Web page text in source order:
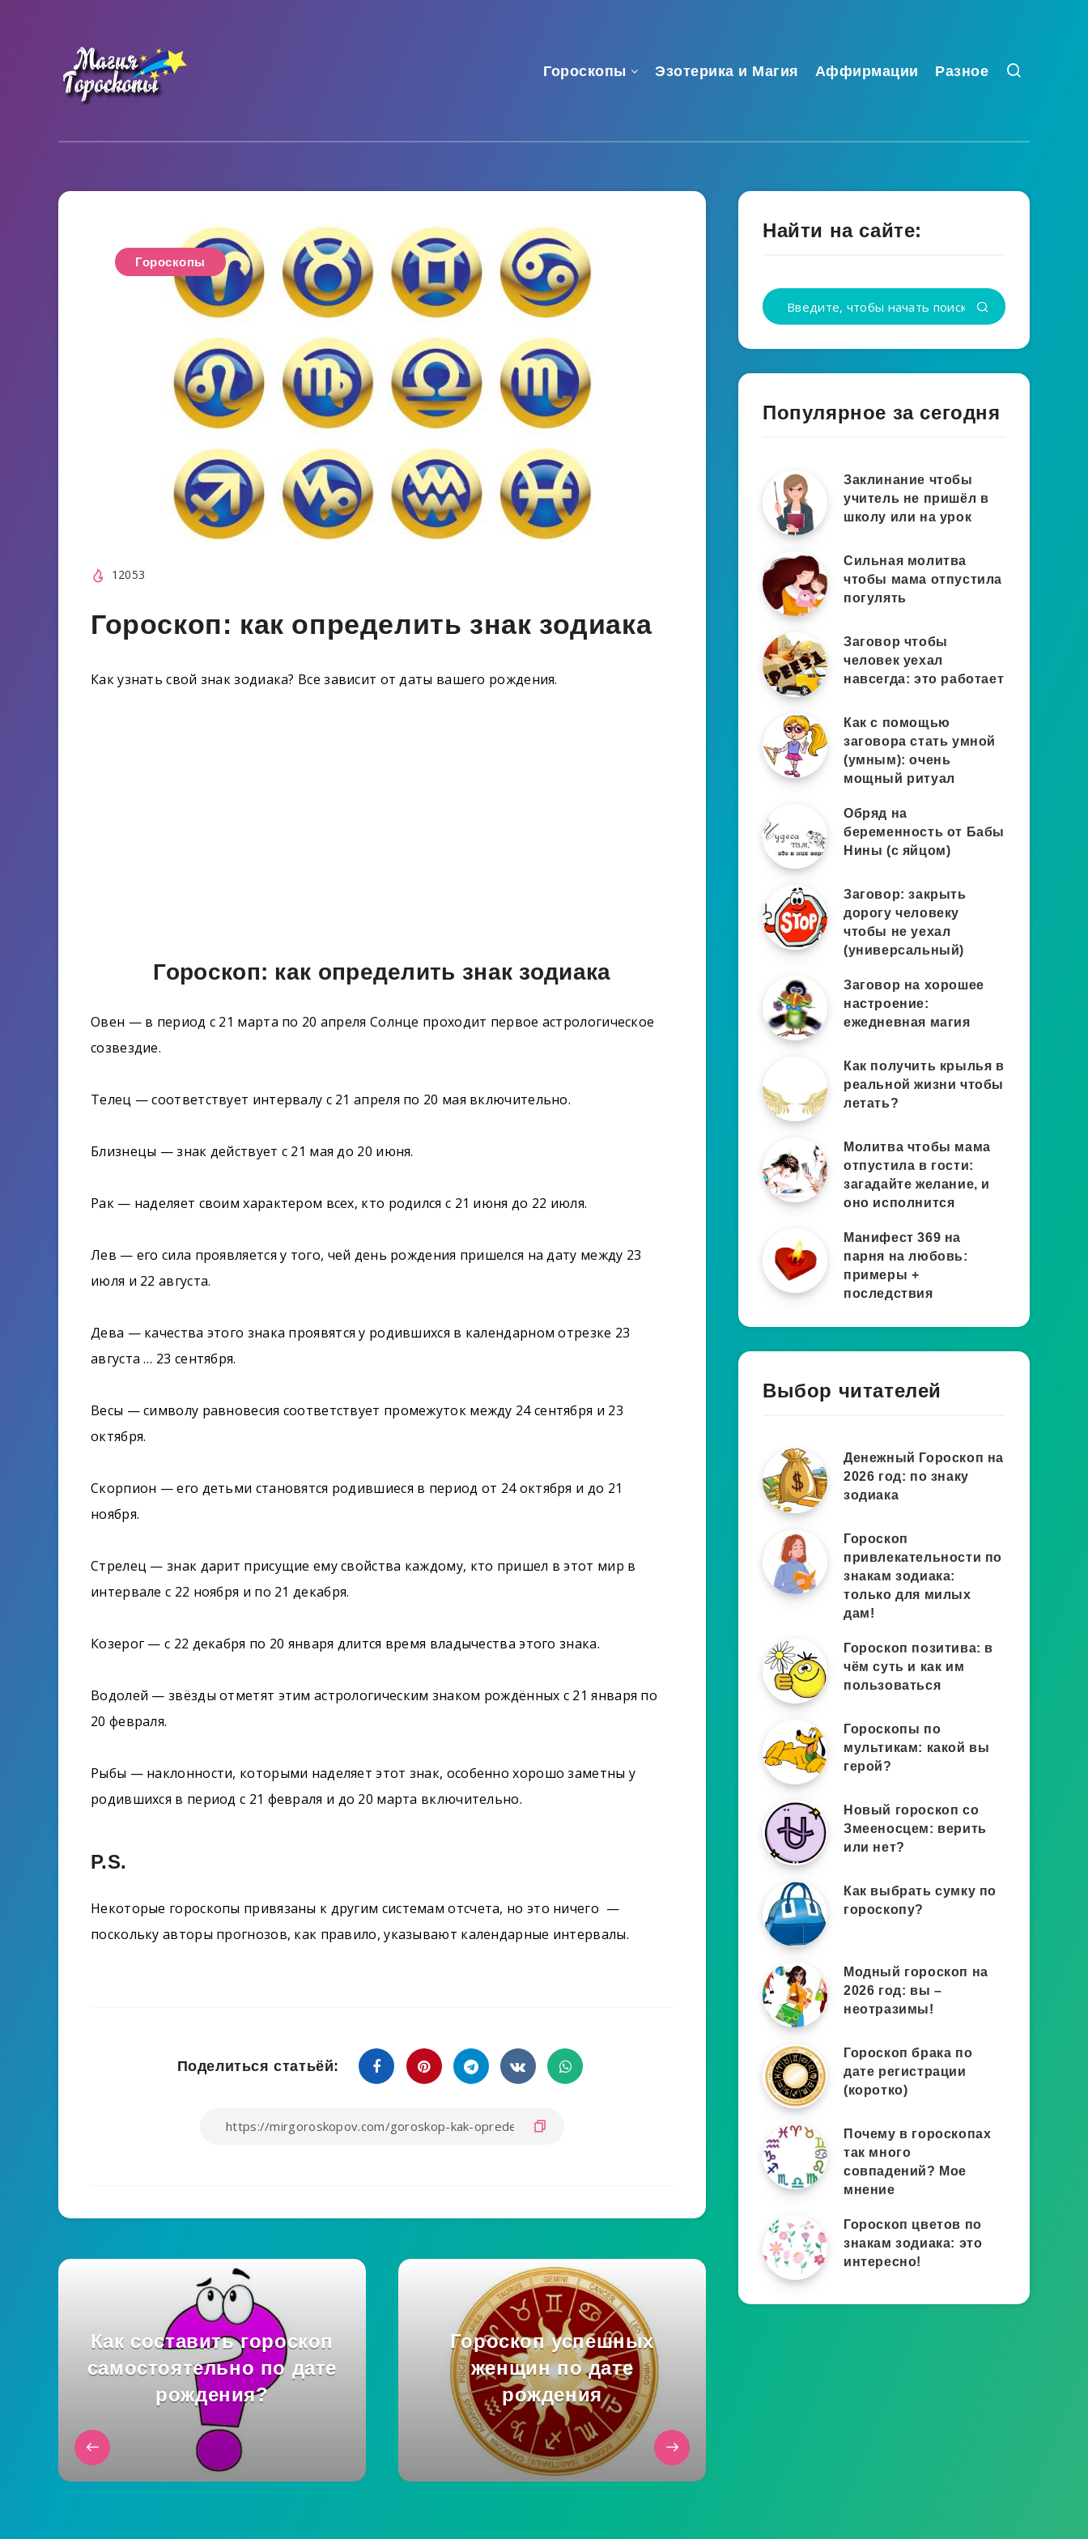
Гороскопы Эзотерика и Магия Аффирмации Разное
Гороскопы
12053
Гороскоп: как определить знак зодиака
Как узнать свой знак зодиака? Все зависит от даты вашего рождения.
Гороскоп: как определить знак зодиака
Овен — в период с 21 марта по 20 апреля Солнце проходит первое астрологическое
созвездие.
Телец — соответствует интервалу с 21 апреля по 20 мая включительно.
Близнецы — знак действует с 21 мая до 20 июня.
Рак — наделяет своим характером всех, кто родился с 21 июня до 22 июля.
Лев — его сила проявляется у того, чей день рождения пришелся на дату между 23
июля и 22 августа.
Дева — качества этого знака проявятся у родившихся в календарном отрезке 23
августа … 23 сентября.
Весы — символу равновесия соответствует промежуток между 24 сентября и 23
октября.
Скорпион — его детьми становятся родившиеся в период от 24 октября и до 21
ноября.
Стрелец — знак дарит присущие ему свойства каждому, кто пришел в этот мир в
интервале с 22 ноября и по 21 декабря.
Козерог — с 22 декабря по 20 января длится время владычества этого знака.
Водолей — звёзды отметят этим астрологическим знаком рождённых с 21 января по
20 февраля.
Рыбы — наклонности, которыми наделяет этот знак, особенно хорошо заметны у
родившихся в период с 21 февраля и до 20 марта включительно.
P.S.
Некоторые гороскопы привязаны к другим системам отсчета, но это ничего —
поскольку авторы прогнозов, как правило, указывают календарные интервалы.
Поделиться статьёй:
Как составить гороскоп
самостоятельно по дате
рождения?
Гороскоп успешных
женщин по дате
рождения
Найти на сайте:
Популярное за сегодня
Заклинание чтобы
учитель не пришёл в
школу или на урок
Сильная молитва
чтобы мама отпустила
погулять
Заговор чтобы
человек уехал
навсегда: это работает
Как с помощью
заговора стать умной
(умным): очень
мощный ритуал
Обряд на
беременность от Бабы
Нины (с яйцом)
Заговор: закрыть
дорогу человеку
чтобы не уехал
(универсальный)
Заговор на хорошее
настроение:
ежедневная магия
Как получить крылья в
реальной жизни чтобы
летать?
Молитва чтобы мама
отпустила в гости:
загадайте желание, и
оно исполнится
Манифест 369 на
парня на любовь:
примеры +
последствия
Выбор читателей
Денежный Гороскоп на
2026 год: по знаку
зодиака
Гороскоп
привлекательности по
знакам зодиака:
только для милых
дам!
Гороскоп позитива: в
чём суть и как им
пользоваться
Гороскопы по
мультикам: какой вы
герой?
Новый гороскоп со
Змееносцем: верить
или нет?
Как выбрать сумку по
гороскопу?
Модный гороскоп на
2026 год: вы –
неотразимы!
Гороскоп брака по
дате регистрации
(коротко)
Почему в гороскопах
так много
совпадений? Мое
мнение
Гороскоп цветов по
знакам зодиака: это
интересно!